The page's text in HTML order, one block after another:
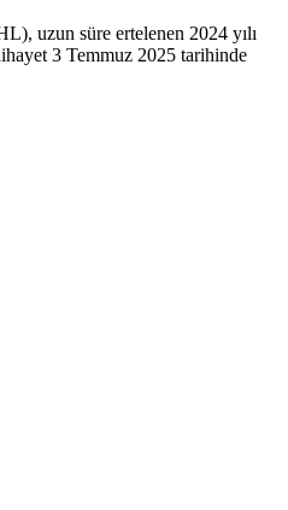
uzun süre ertelenen 2024 yılı
3 Temmuz 2025 tarihinde